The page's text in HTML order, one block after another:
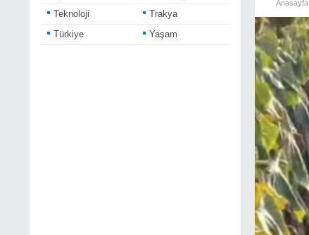
Teknoloji
Trakya
Türkiye
Yaşam
Anasayfa